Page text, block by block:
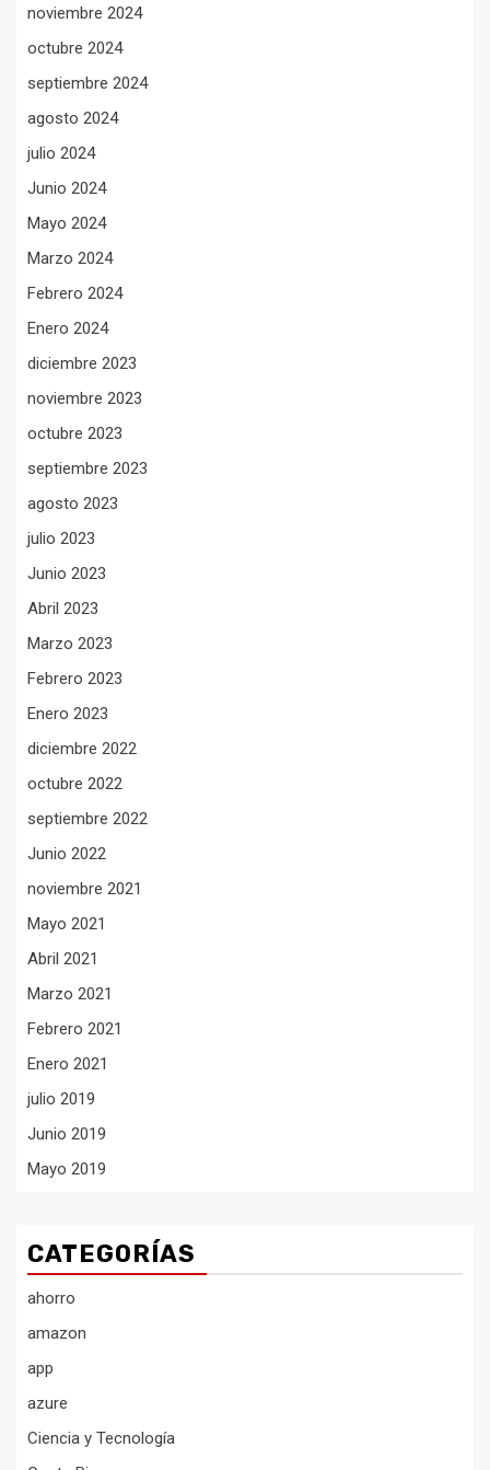
noviembre 2024
octubre 2024
septiembre 2024
agosto 2024
julio 2024
Junio 2024
Mayo 2024
Marzo 2024
Febrero 2024
Enero 2024
diciembre 2023
noviembre 2023
octubre 2023
septiembre 2023
agosto 2023
julio 2023
Junio 2023
Abril 2023
Marzo 2023
Febrero 2023
Enero 2023
diciembre 2022
octubre 2022
septiembre 2022
Junio 2022
noviembre 2021
Mayo 2021
Abril 2021
Marzo 2021
Febrero 2021
Enero 2021
julio 2019
Junio 2019
Mayo 2019
CATEGORÍAS
ahorro
amazon
app
azure
Ciencia y Tecnología